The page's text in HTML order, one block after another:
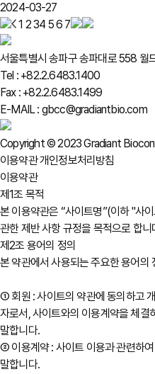
2024-03-27
1 234 56 7
서울특별시 송파구 송파대로 558 월
Tel : +82.2.6483.1400
Fax : +82.2.6483.1499
E-MAIL : gbcc@gradiantbio.com
Copyright © 2023 Gradiant
이용약관개인정보처리방침
이용약관
제1조 목적
본 이용약관은 “사이트명”(이하 "사
관한 제반 사항 규정을 목적으로 합니
제2조 용어의 정의
본 약관에서 사용되는 주요한 용어의
① 회원 : 사이트의 약관에 동의하고
자로서, 사이트와의 이용계약을 체결
말합니다.
② 이용계약 : 사이트 이용과 관련하
말합니다.